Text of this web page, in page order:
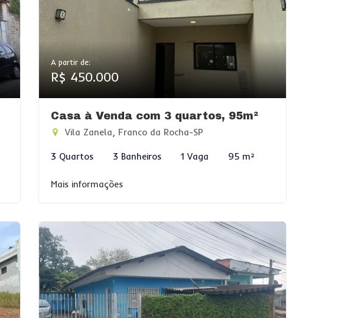
A partir de:
R$ 450.000
Casa à Venda com 3 quartos, 95m²
Vila Zanela, Franco da Rocha-SP
3 Quartos 3 Banheiros 1 Vaga 95 m²
Mais informações